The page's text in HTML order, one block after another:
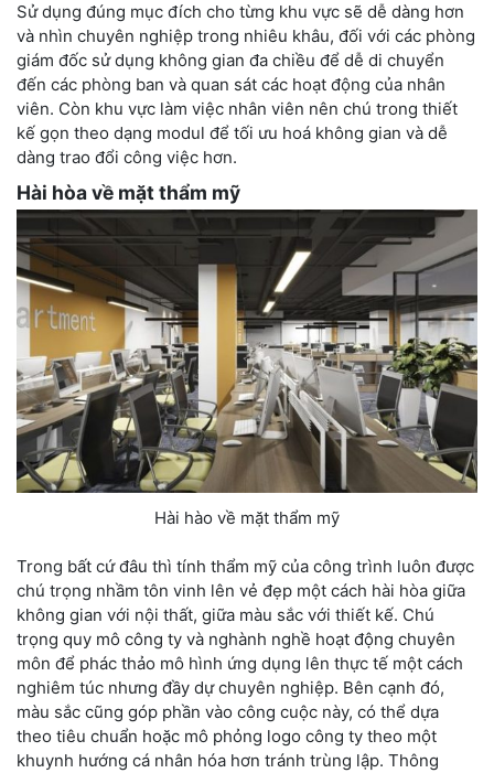
Sử dụng đúng mục đích cho từng khu vực sẽ dễ dàng hơn
và nhìn chuyên nghiệp trong nhiêu khâu, đối với các phòng
giám đốc sử dụng không gian đa chiều để dễ di chuyển
đến các phòng ban và quan sát các hoạt động của nhân
viên. Còn khu vực làm việc nhân viên nên chú trong thiết
kế gọn theo dạng modul để tối ưu hoá không gian và dễ
dàng trao đổi công việc hơn.
Hài hòa về mặt thẩm mỹ
Hài hào về mặt thẩm mỹ
Trong bất cứ đâu thì tính thẩm mỹ của công trình luôn được
chú trọng nhầm tôn vinh lên vẻ đẹp một cách hài hòa giữa
không gian với nội thất, giữa màu sắc với thiết kế. Chú
trọng quy mô công ty và nghành nghề hoạt động chuyên
môn để phác thảo mô hình ứng dụng lên thực tế một cách
nghiêm túc nhưng đầy dự chuyên nghiệp. Bên cạnh đó,
màu sắc cũng góp phần vào công cuộc này, có thể dựa
theo tiêu chuẩn hoặc mô phỏng logo công ty theo một
khuynh hướng cá nhân hóa hơn tránh trùng lập. Thông